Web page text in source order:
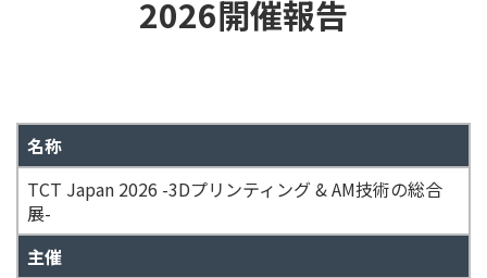
2026開催報告
名称
TCT Japan 2026 -3Dプリンティング & AM技術の総合
展-
主催